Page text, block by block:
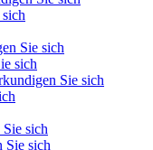
Sie sich
sich
Sie sich
sich
Sie sich